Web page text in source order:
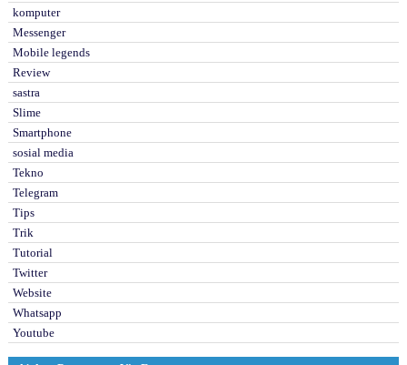
komputer
Messenger
Mobile legends
Review
sastra
Slime
Smartphone
sosial media
Tekno
Telegram
Tips
Trik
Tutorial
Twitter
Website
Whatsapp
Youtube